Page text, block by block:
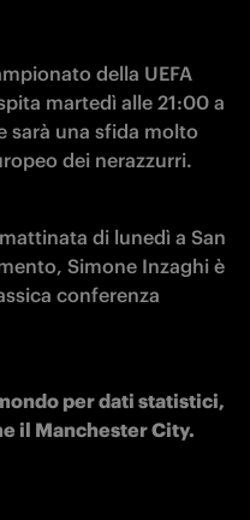
della UEFA
martedì alle 21:00 a
sarà una sfida molto
dei nerazzurri.
di lunedì a San
Simone Inzaghi è
conferenza
per dati statistici,
il Manchester City.